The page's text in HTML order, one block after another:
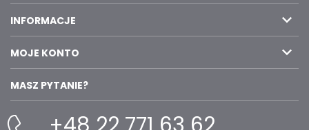
INFORMACJE
MOJE KONTO
MASZ PYTANIE?